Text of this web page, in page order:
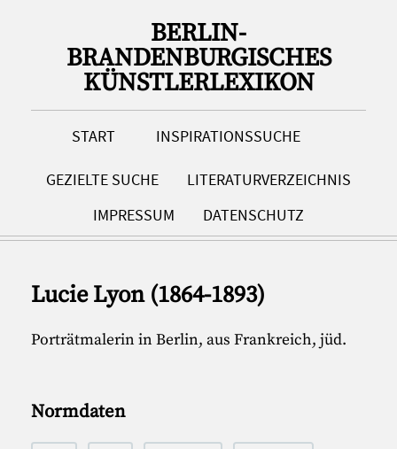
BERLIN-
BRANDENBURGISCHES
KÜNSTLERLEXIKON
START INSPIRATIONSSUCHE
GEZIELTE SUCHE
LITERATURVERZEICHNIS
IMPRESSUM
DATENSCHUTZ
Lucie Lyon (1864-1893)
Porträtmalerin in Berlin, aus Frankreich, jüd.
Normdaten